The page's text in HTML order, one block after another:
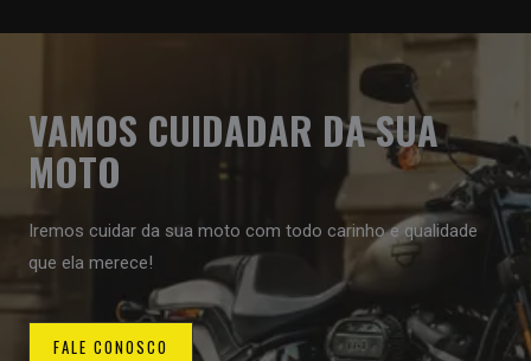
VAMOS CUIDADAR DA SUA
MOTO
Iremos cuidar da sua moto com todo carinho e qualidade
que ela merece!
FALE CONOSCO